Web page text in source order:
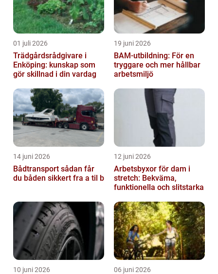
01 juli 2026
Trädgårdsrådgivare i
Enköping: kunskap som
gör skillnad i din vardag
19 juni 2026
BAM-utbildning: För en
tryggare och mer hållbar
arbetsmiljö
14 juni 2026
Bådtransport sådan får
du båden sikkert fra a til b
12 juni 2026
Arbetsbyxor för dam i
stretch: Bekväma,
funktionella och slitstarka
10 juni 2026 06 juni 2026